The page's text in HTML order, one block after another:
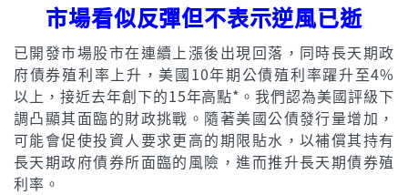
市場看似反彈但不表示逆風已逝
已開發市場股市在連續上漲後出現回落，同時長天期政
府債券殖利率上升，美國10年期公債殖利率躍升至4%
以上，接近去年創下的15年高點*。我們認為美國評級下
調凸顯其面臨的財政挑戰。隨著美國公債發行量增加，
可能會促使投資人要求更高的期限貼水，以補償其持有
長天期政府債券所面臨的風險，進而推升長天期債券殖
利率。